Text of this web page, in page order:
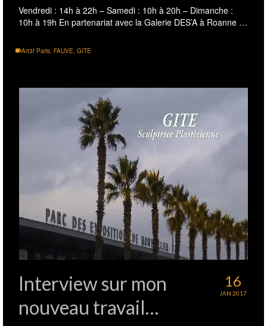
Vendredi : 14h à 22h – Samedi : 10h à 20h – Dimanche :
10h à 19h En partenariat avec la Galerie DES’A à Roanne …
Art3f Paris, FAUVE, GITE
16
JAN 2017
Interview sur mon
nouveau travail…